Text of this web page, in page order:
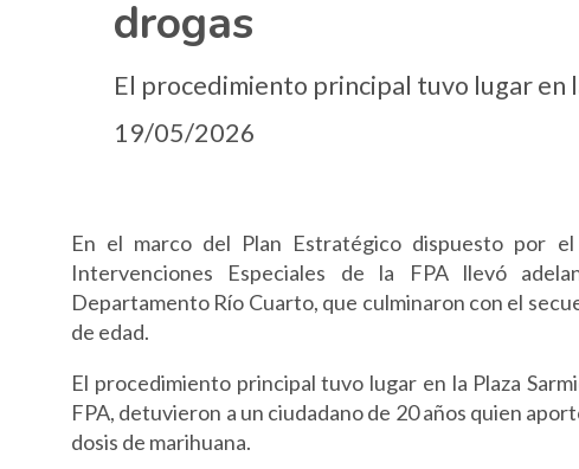
drogas
El procedimiento principal tuvo lugar en
19/05/2026
En el marco del Plan Estratégico dispuesto por
Intervenciones Especiales de la FPA llevó
Departamento Río Cuarto, que culminaron con el
de edad.
El procedimiento principal tuvo lugar en la Plaza
FPA, detuvieron a un ciudadano de 20 años quien
dosis de marihuana.